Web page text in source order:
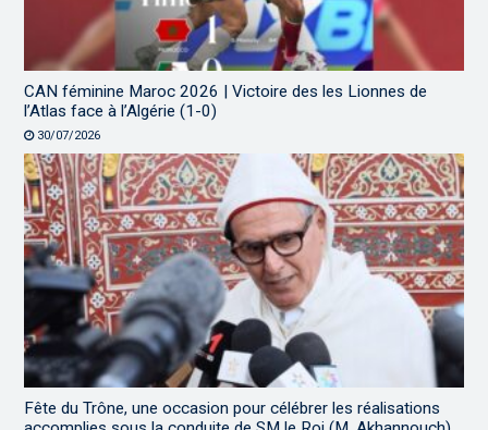
CAN féminine Maroc 2026 | Victoire des les Lionnes de
l’Atlas face à l’Algérie (1-0)
30/07/2026
Fête du Trône, une occasion pour célébrer les réalisations